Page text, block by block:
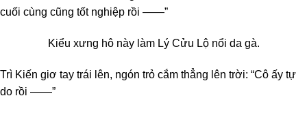
cuối cùng cũng tốt nghiệp rồi ——”
Kiểu xưng hô này làm Lý Cửu Lộ nổi da gà.
Trì Kiến giơ tay trái lên, ngón trỏ cắm thẳng lên trời: “Cô ấy tự
do rồi ——”